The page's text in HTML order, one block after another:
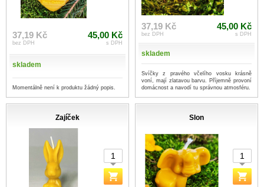
37,19 Kč
bez DPH
45,00 Kč
s DPH
skladem
Momentálně není k produktu žádný popis.
37,19 Kč
bez DPH
45,00 Kč
s DPH
skladem
Svíčky z pravého včelího vosku krásně
voní, mají zlatavou barvu. Příjemně provoní
domácnost a navodí tu správnou atmosféru.
Zajíček Slon